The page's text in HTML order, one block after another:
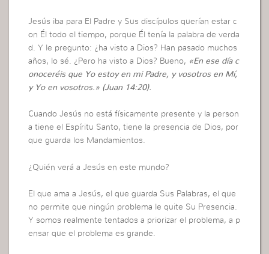
Jesús iba para El Padre y Sus discípulos querían estar c
on Él todo el tiempo, porque Él tenía la palabra de verda
d. Y le pregunto: ¿ha visto a Dios? Han pasado muchos
años, lo sé. ¿Pero ha visto a Dios? Bueno, «En ese día c
onoceréis que Yo estoy en mi Padre, y vosotros en Mí,
y Yo en vosotros. » (Juan 14:20).
Cuando Jesús no está físicamente presente y la person
a tiene el Espíritu Santo, tiene la presencia de Dios, por
que guarda los Mandamientos.
¿Quién verá a Jesús en este mundo?
El que ama a Jesús, el que guarda Sus Palabras, el que
no permite que ningún problema le quite Su Presencia.
Y somos realmente tentados a priorizar el problema, a p
ensar que el problema es grande.